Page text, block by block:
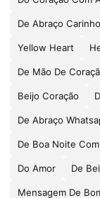
De Abraço
Yellow Heart
De Mão De
Beijo Coração
De Abraço
De Boa Noite
Do Amor De
Mensagem De